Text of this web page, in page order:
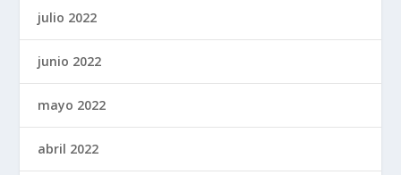
julio 2022
junio 2022
mayo 2022
abril 2022